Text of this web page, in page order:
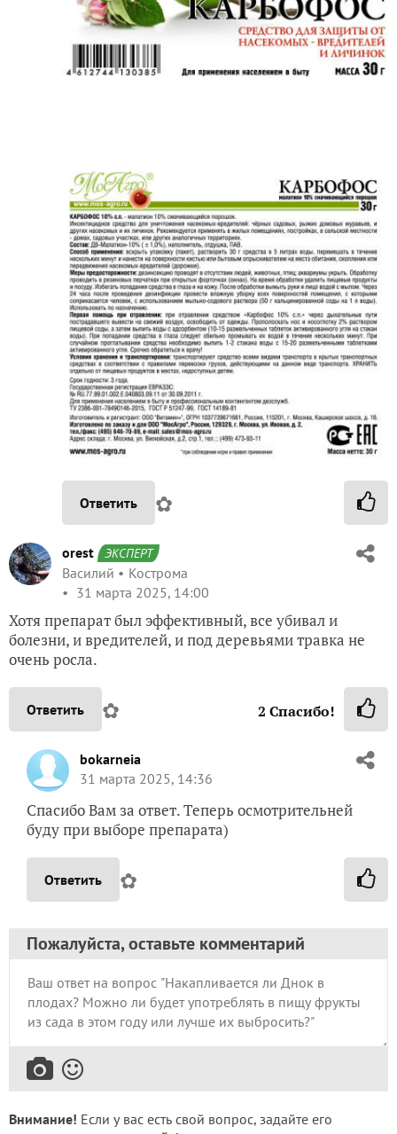
Ответить ✿
orest ЭКСПЕРТ
Василий
Кострома
31 марта 2025, 14:00
Хотя препарат был эффективный, все убивал и
болезни, и вредителей, и под деревьями травка не
очень росла.
Ответить ✿ 2 Спасибо!
bokarneia
31 марта 2025, 14:36
Спасибо Вам за ответ. Теперь осмотрительней
буду при выборе препарата)
Ответить ✿
Пожалуйста, оставьте комментарий
Внимание! Если у вас есть свой вопрос, задайте его